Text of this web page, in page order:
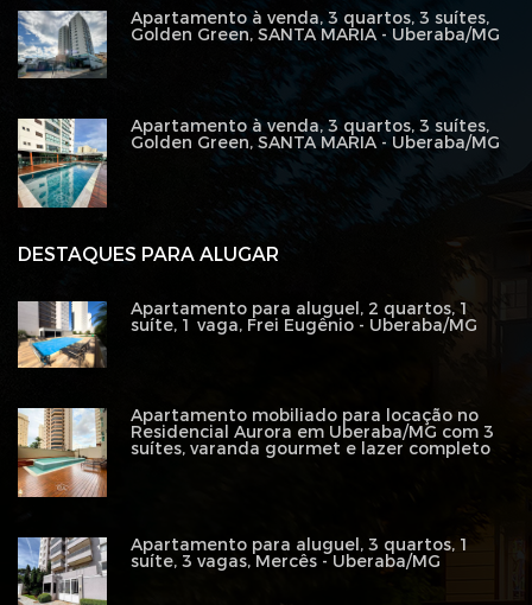
DESTAQUES PARA ALUGAR
Apartamento para aluguel, 2 quartos, 1
suíte, 1 vaga, Frei Eugênio - Uberaba/MG
Apartamento mobiliado para locação no
Residencial Aurora em Uberaba/MG com 3
suítes, varanda gourmet e lazer completo
Apartamento para aluguel, 3 quartos, 1
suíte, 3 vagas, Mercês - Uberaba/MG
Apartamento à venda, 3 quartos, 3 suítes,
Golden Green, SANTA MARIA - Uberaba/MG
Apartamento à venda, 3 quartos, 3 suítes,
Golden Green, SANTA MARIA - Uberaba/MG